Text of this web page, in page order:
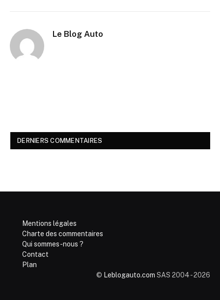
Le Blog Auto
DERNIERS COMMENTAIRES
Mentions légales
Charte des commentaires
Qui sommes-nous ?
Contact
Plan
© Leblogauto.com SAS 2004 - 2026